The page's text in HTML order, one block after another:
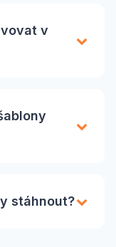
v
stáhnout?